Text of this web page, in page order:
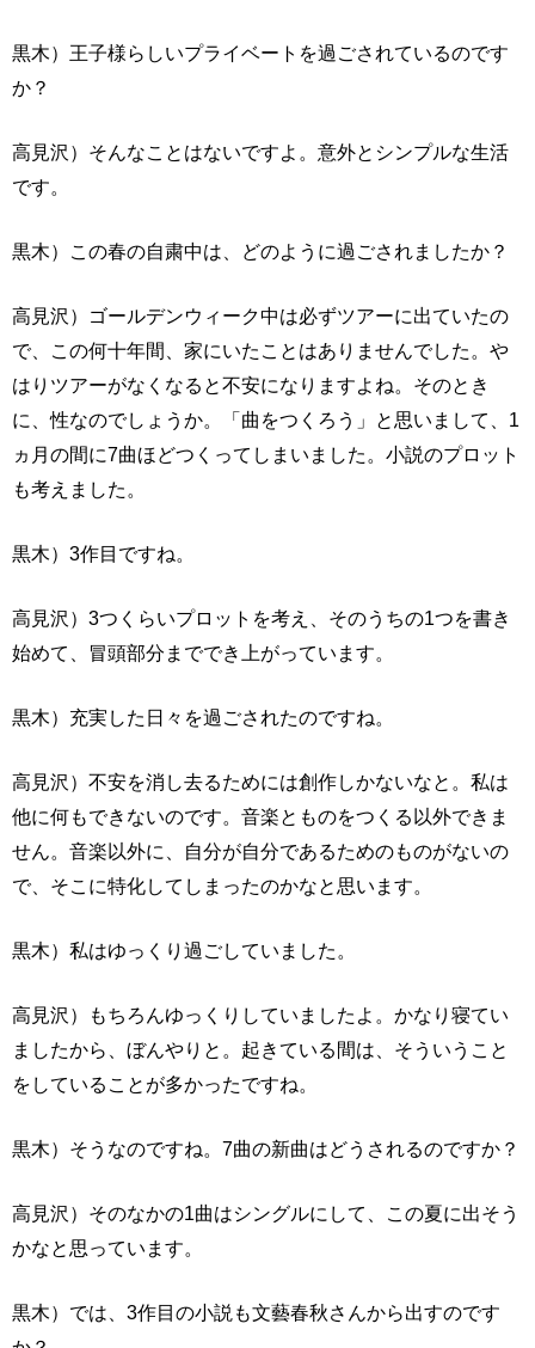
黒木）王子様らしいプライベートを過ごされているのです
か？
高見沢）そんなことはないですよ。意外とシンプルな生活
です。
黒木）この春の自粛中は、どのように過ごされましたか？
高見沢）ゴールデンウィーク中は必ずツアーに出ていたの
で、この何十年間、家にいたことはありませんでした。や
はりツアーがなくなると不安になりますよね。そのとき
に、性なのでしょうか。「曲をつくろう」と思いまして、1
ヵ月の間に7曲ほどつくってしまいました。小説のプロット
も考えました。
黒木）3作目ですね。
高見沢）3つくらいプロットを考え、そのうちの1つを書き
始めて、冒頭部分まででき上がっています。
黒木）充実した日々を過ごされたのですね。
高見沢）不安を消し去るためには創作しかないなと。私は
他に何もできないのです。音楽とものをつくる以外できま
せん。音楽以外に、自分が自分であるためのものがないの
で、そこに特化してしまったのかなと思います。
黒木）私はゆっくり過ごしていました。
高見沢）もちろんゆっくりしていましたよ。かなり寝てい
ましたから、ぼんやりと。起きている間は、そういうこと
をしていることが多かったですね。
黒木）そうなのですね。7曲の新曲はどうされるのですか？
高見沢）そのなかの1曲はシングルにして、この夏に出そう
かなと思っています。
黒木）では、3作目の小説も文藝春秋さんから出すのです